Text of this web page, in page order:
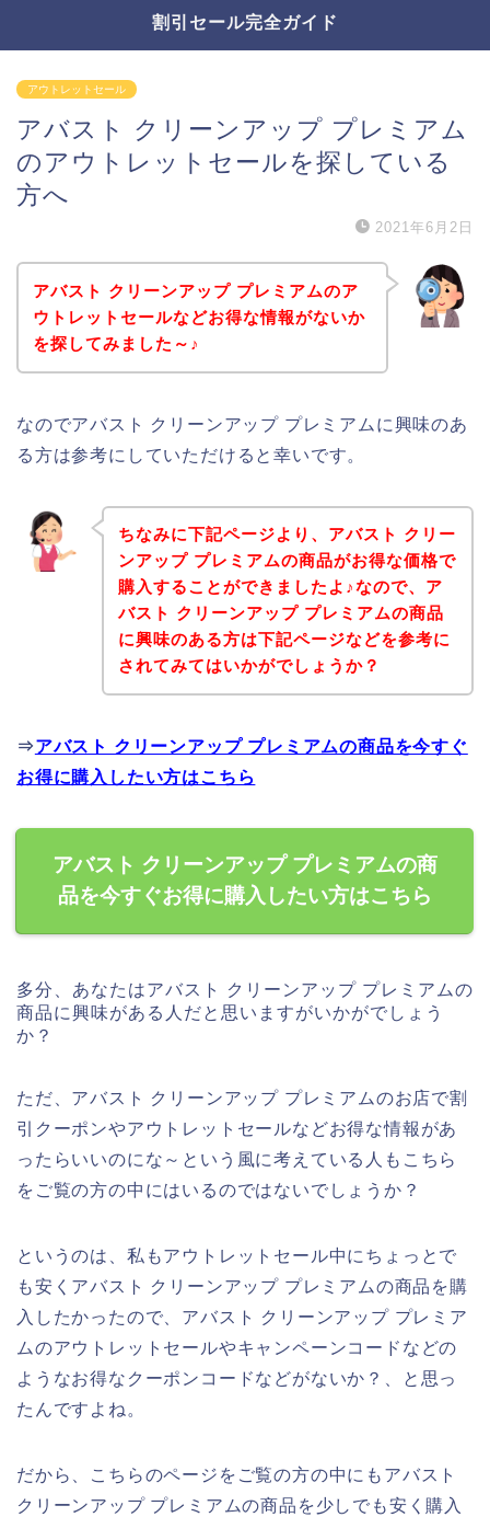
割引セール完全ガイド
アウトレットセール
アバスト クリーンアップ プレミアム
のアウトレットセールを探している
方へ
2021年6月2日
アバスト クリーンアップ プレミアムのア
ウトレットセールなどお得な情報がないか
を探してみました～♪
なのでアバスト クリーンアップ プレミアムに興味のあ
る方は参考にしていただけると幸いです。
ちなみに下記ページより、アバスト クリー
ンアップ プレミアムの商品がお得な価格で
購入することができましたよ♪なので、ア
バスト クリーンアップ プレミアムの商品
に興味のある方は下記ページなどを参考に
されてみてはいかがでしょうか？
⇒アバスト クリーンアップ プレミアムの商品を今すぐ
お得に購入したい方はこちら
アバスト クリーンアップ プレミアムの商
品を今すぐお得に購入したい方はこちら
多分、あなたはアバスト クリーンアップ プレミアムの
商品に興味がある人だと思いますがいかがでしょう
か？
ただ、アバスト クリーンアップ プレミアムのお店で割
引クーポンやアウトレットセールなどお得な情報があ
ったらいいのにな～という風に考えている人もこちら
をご覧の方の中にはいるのではないでしょうか？
というのは、私もアウトレットセール中にちょっとで
も安くアバスト クリーンアップ プレミアムの商品を購
入したかったので、アバスト クリーンアップ プレミア
ムのアウトレットセールやキャンペーンコードなどの
ようなお得なクーポンコードなどがないか？、と思っ
たんですよね。
だから、こちらのページをご覧の方の中にもアバスト
クリーンアップ プレミアムの商品を少しでも安く購入